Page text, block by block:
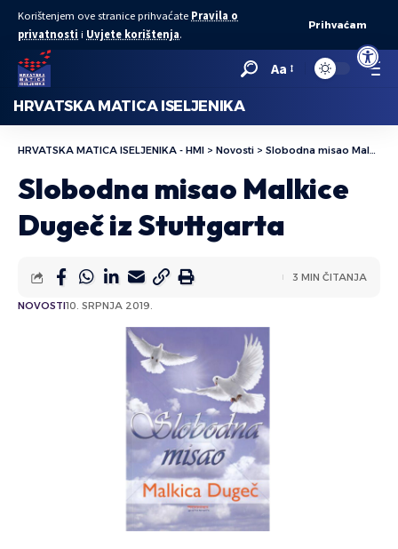
Open
Korištenjem ove stranice prihvaćate Pravila o
privatnosti i Uvjete korištenja.
Prihvaćam
Aa
HRVATSKA MATICA ISELJENIKA
HRVATSKA MATICA ISELJENIKA - HMI > Novosti > Slobodna misao Malkice Dugeč iz Stuttgarta
Slobodna misao Malkice
Dugeč iz Stuttgarta
NOVOSTI10. SRPNJA 2019.
3 MIN ČITANJA